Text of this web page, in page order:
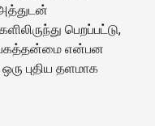
பெறப்பட்டு,
என்பன
புதிய தளமாக